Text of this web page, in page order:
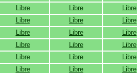
Libre Libre Libre
Libre Libre Libre
Libre Libre Libre
Libre Libre Libre
Libre Libre Libre
Libre Libre Libre